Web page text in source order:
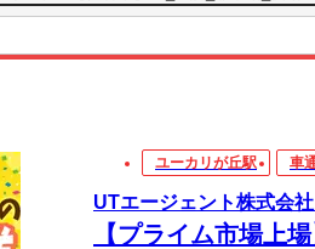
ユーカリが丘駅 車
UTエージェント株式会
【プライム市場上